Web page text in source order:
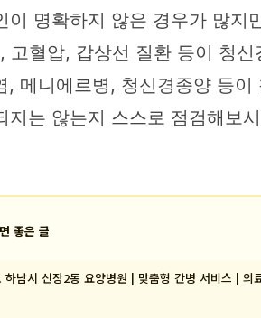
명확하지 않은 경우가 많
고혈압, 갑상선 질환 등이 청
메니에르병, 청신경종양 등
는 않는지 스스로 점검해보
좋은 글
하남시 신장2동 요양병원 | 맞춤형 간병 서비스 | 의